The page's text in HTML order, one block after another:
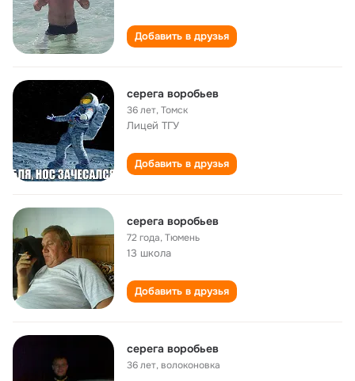
Добавить в друзья
серега воробьев
36 лет,Томск
Лицей ТГУ
Добавить в друзья
серега воробьев
72 года,Тюмень
13 школа
Добавить в друзья
серега воробьев
36 лет,волоконовка